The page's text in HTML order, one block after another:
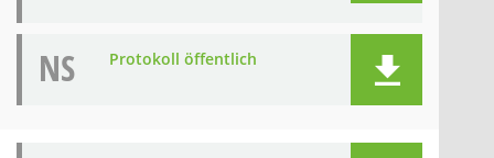
NS Protokoll öffentlich